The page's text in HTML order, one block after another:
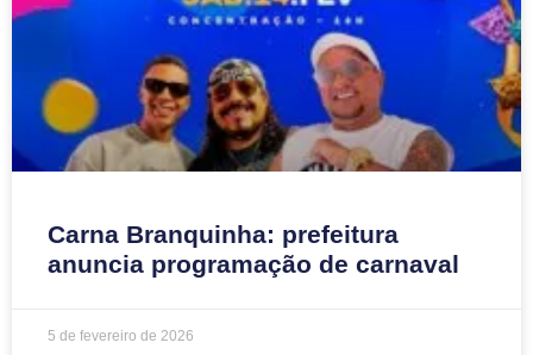
Carna Branquinha: prefeitura
anuncia programação de carnaval
5 de fevereiro de 2026